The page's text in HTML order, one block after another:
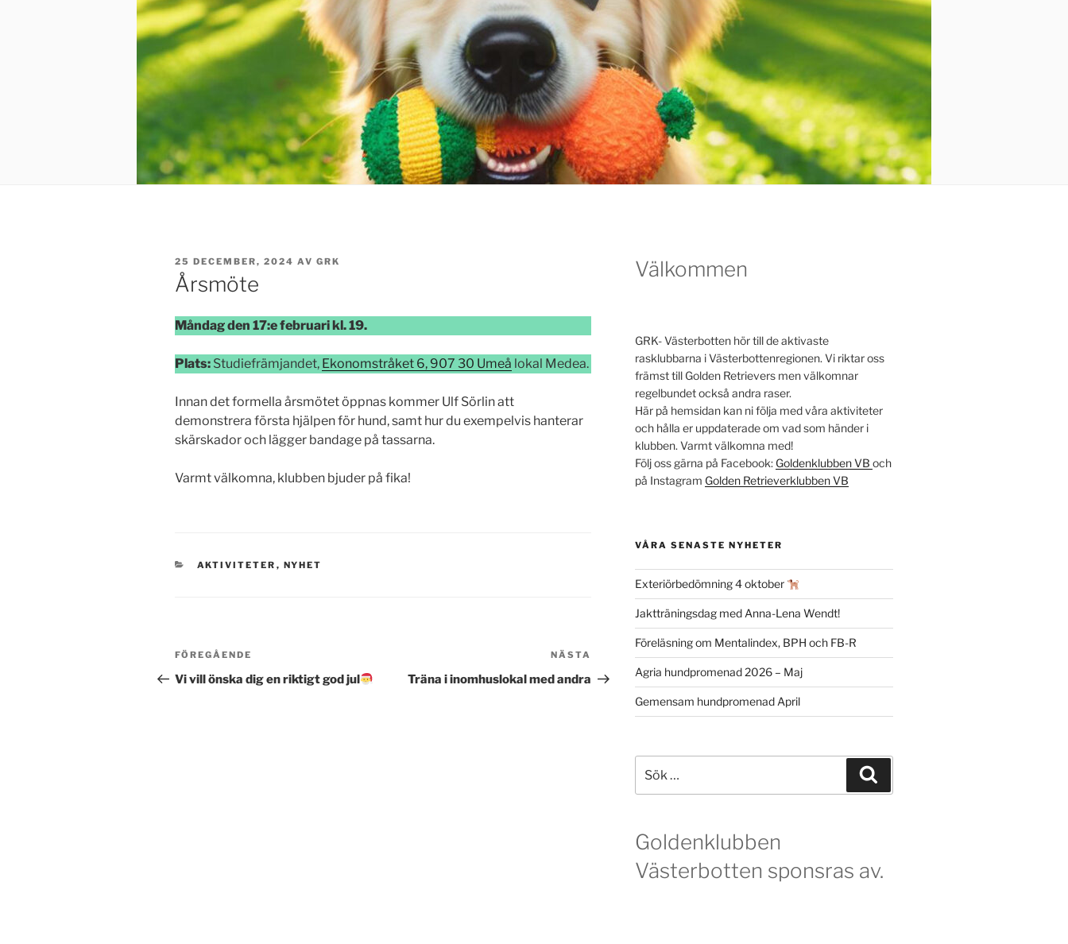
PUBLICERAT
25 DECEMBER, 2024 AV GRK
Årsmöte
Måndag den 17:e februari kl. 19.
Plats: Studiefrämjandet, Ekonomstråket 6, 907 30 Umeå lokal Medea.
Innan det formella årsmötet öppnas kommer Ulf Sörlin att
demonstrera första hjälpen för hund, samt hur du exempelvis hanterar
skärskador och lägger bandage på tassarna.
Varmt välkomna, klubben bjuder på fika!
KATEGORIER
AKTIVITETER , NYHET
Inläggsnavigering
Föregående
inlägg
FÖREGÅENDE
Vi vill önska dig en riktigt god jul
inlägg
NÄSTA
Träna i inomhuslokal med andra
Välkommen
GRK- Västerbotten hör till de aktivaste
rasklubbarna i Västerbottenregionen. Vi riktar oss
främst till Golden Retrievers men välkomnar
regelbundet också andra raser.
Här på hemsidan kan ni följa med våra aktiviteter
och hålla er uppdaterade om vad som händer i
klubben. Varmt välkomna med!
Följ oss gärna på Facebook: Goldenklubben VB och
på Instagram Golden Retrieverklubben VB
VÅRA SENASTE NYHETER
Exteriörbedömning 4 oktober
Jaktträningsdag med Anna-Lena Wendt!
Föreläsning om Mentalindex, BPH och FB-R
Agria hundpromenad 2026 – Maj
Gemensam hundpromenad April
efter:
Goldenklubben
Västerbotten sponsras av.